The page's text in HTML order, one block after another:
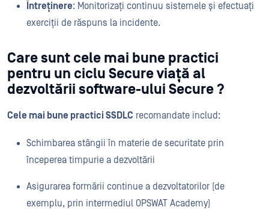
Întreținere: Monitorizați continuu sistemele și efectuați
exerciții de răspuns la incidente.
Care sunt cele mai bune practici
pentru un ciclu Secure viață al
dezvoltării software-ului Secure ?
Cele mai bune practici SSDLC recomandate includ:
Schimbarea stângii în materie de securitate prin
începerea timpurie a dezvoltării
Asigurarea formării continue a dezvoltatorilor (de
exemplu, prin intermediul OPSWAT Academy)